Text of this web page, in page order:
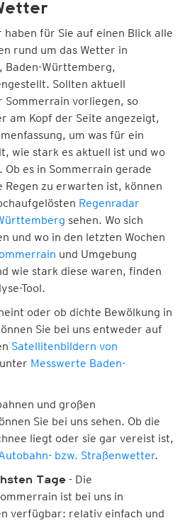
haben für Sie auf einen Blick alle
rund um das Wetter in
Württemberg,
Sollten aktuell
vorliegen, so
am Kopf der Seite angezeigt,
um was für ein
wie stark es aktuell ist und wo
Ob es in Sommerrain gerade
Regen zu erwarten ist, können
Regenradar
sehen. Wo sich
und wo in den letzten Wochen
und Umgebung
wie stark diese waren, finden
Tool.
oder ob dichte Bewölkung in
Sie bei uns entweder auf
Satellitenbildern von
Messwerte Baden-
und großen
Sie bei uns sehen. Ob die
liegt oder sie gar vereist ist,
bzw. Straßenwetter.
Tage - Die
ist bei uns in
verfügbar: relativ einfach und